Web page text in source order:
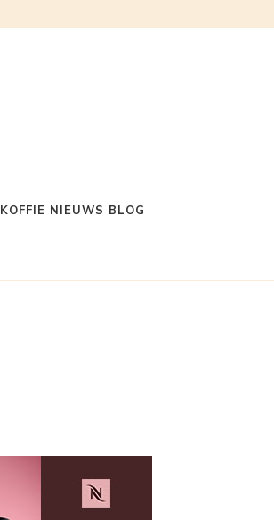
KOFFIE NIEUWS BLOG